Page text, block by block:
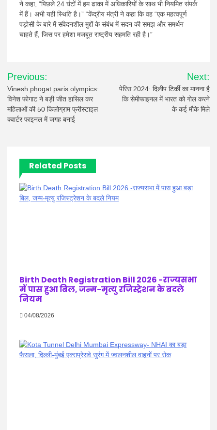
ने कहा, “पिछले 24 घंटों में हम ढाका में अधिकारियों के साथ भी नियमित संपर्क
में हैं। अभी यही स्थिति है।” “केंद्रीय मंत्री ने कहा कि वह “एक महत्वपूर्ण
पड़ोसी के बारे में संवेदनशील मुद्दों के संबंध में सदन की समझ और समर्थन
चाहते हैं, जिस पर हमेशा मजबूत राष्ट्रीय सहमति रही है।”
Post
navigation
Previous:
Vinesh phogat paris olympics:
विनेश फोगाट ने बड़ी जीत हासिल कर
महिलाओं की 50 किलोग्राम फ्रीस्टाइल
क्वार्टर फाइनल में जगह बनाई
Next:
पेरिस 2024: दिलीप टिर्की का मानना ​​है
कि सेमीफाइनल में भारत को गोल करने
के कई मौके मिले
Related Posts
Birth Death Registration Bill 2026 -राज्यसभा
में पास हुआ बिल, जन्म-मृत्यु रजिस्ट्रेशन के बदले
नियम
04/08/2026